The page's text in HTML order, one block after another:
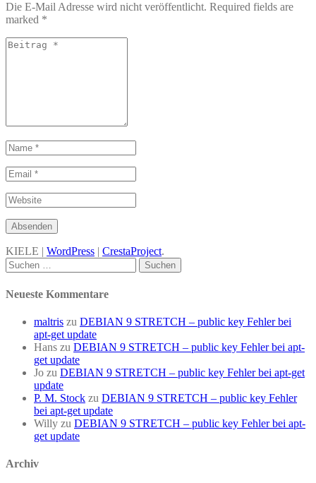
Die E-Mail Adresse wird nicht veröffentlicht. Required fields are
marked *
KIELE | WordPress | CrestaProject.
Facebook
Twitter
Suchen
nach:
Neueste Kommentare
maltris zu DEBIAN 9 STRETCH – public key Fehler bei
apt-get update
Hans zu DEBIAN 9 STRETCH – public key Fehler bei apt-
get update
Jo zu DEBIAN 9 STRETCH – public key Fehler bei apt-get
update
P. M. Stock zu DEBIAN 9 STRETCH – public key Fehler
bei apt-get update
Willy zu DEBIAN 9 STRETCH – public key Fehler bei apt-
get update
Archiv